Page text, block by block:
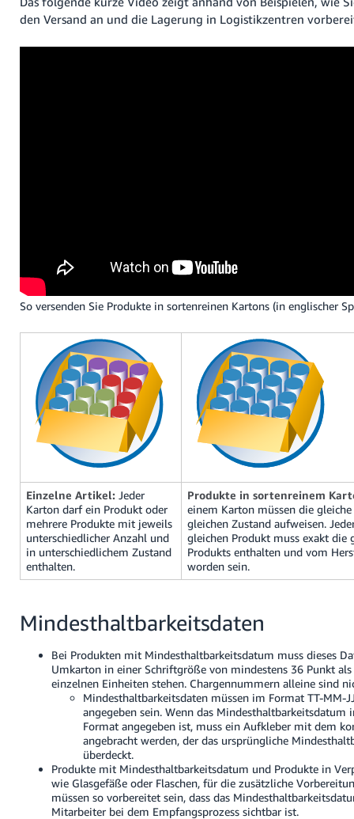
den Versand an und die Lagerung in Logistikzentren
So versenden Sie Produkte in sortenreinen Kartons (in englischer
Einzelne Artikel: Jeder
Karton darf ein Produkt oder
mehrere Produkte mit jeweils
unterschiedlicher Anzahl und
in unterschiedlichem Zustand
enthalten.
Produkte in sortenreinem
einem Karton müssen die
gleichen Zustand aufweisen.
gleichen Produkt muss exakt die
Produkts enthalten und vom
worden sein.
Mindesthaltbarkeitsdaten
Bei Produkten mit Mindesthaltbarkeitsdatum muss dieses
Umkarton in einer Schriftgröße von mindestens 36 Punkt
einzelnen Einheiten stehen. Chargennummern alleine sind
Mindesthaltbarkeitsdaten müssen im FormatTT-MM-
angegeben sein. Wenn das Mindesthaltbarkeitsdatum
Format angegeben ist, muss ein Aufkleber mit dem
angebracht werden, der das ursprüngliche
überdeckt.
Produkte mit Mindesthaltbarkeitsdatum und Produkte in
wie Glasgefäße oder Flaschen, für die zusätzliche
müssen so vorbereitet sein, dass das
Mitarbeiter bei dem Empfangsprozess sichtbar ist.